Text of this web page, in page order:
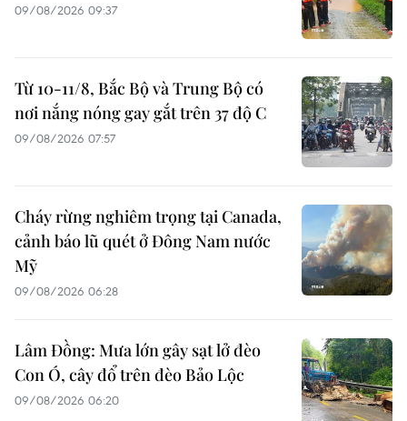
09/08/2026 09:37
Từ 10-11/8, Bắc Bộ và Trung Bộ có
nơi nắng nóng gay gắt trên 37 độ C
09/08/2026 07:57
Cháy rừng nghiêm trọng tại Canada,
cảnh báo lũ quét ở Đông Nam nước
Mỹ
09/08/2026 06:28
Lâm Đồng: Mưa lớn gây sạt lở đèo
Con Ó, cây đổ trên đèo Bảo Lộc
09/08/2026 06:20